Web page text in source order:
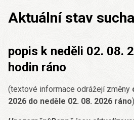
Aktuální stav
popis k neděli 02. 08.
hodin ráno
(textové informace odrážejí změny
2026 do neděle 02. 08. 2026 ráno)